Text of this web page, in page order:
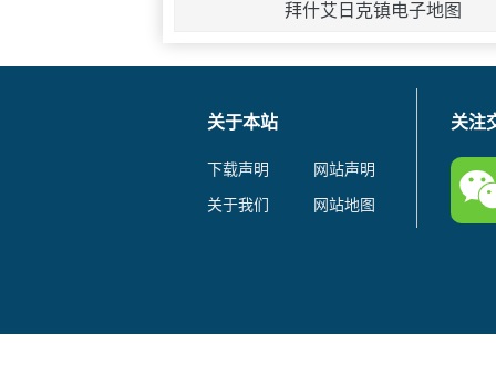
拜什艾日克镇电子地图
关于本站
下载声明
网站声明
关于我们
网站地图
关注